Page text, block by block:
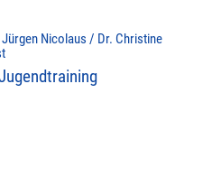
Nicolaus / Dr. Christine